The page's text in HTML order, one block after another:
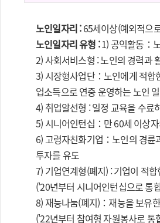
노인일자리 :65세이상(예외적으
노인일자리 유형 :1) 공익활동：
2) 사회서비스형 : 노인의 경력과
3) 시장형사업단：노인에게 적합
업소득으로 연중 운영하는 노인
4) 취업알선형 : 일정 교육을 수
5) 시니어인턴십：만 60세 이상
6) 고령자친화기업：노인의 경륜
투자를 유도
7) 기업연계형(폐지) : 기업이 적
('20년부터 시니어인턴십으로 통
8) 재능나눔(폐지)：재능을 보유
('22년부터 참여형 자원봉사로 통